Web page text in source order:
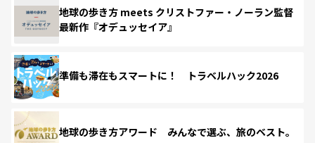
地球の歩き方 meets クリストファー・ノーラン監督
最新作『オデュッセイア』
準備も滞在もスマートに！ トラベルハック2026
地球の歩き方アワード みんなで選ぶ、旅のベスト。